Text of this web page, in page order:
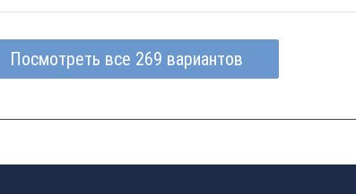
Посмотреть все 269 вариантов